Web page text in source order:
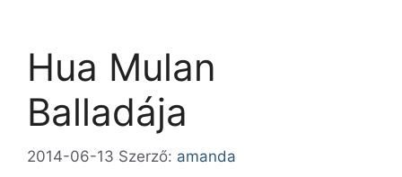
Hua Mulan
Balladája
2014-06-13 Szerző: amanda